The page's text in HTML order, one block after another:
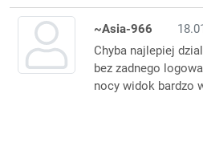
~Asia-966
Chyba najlepiej
bez zadnego
nocy widok bardzo